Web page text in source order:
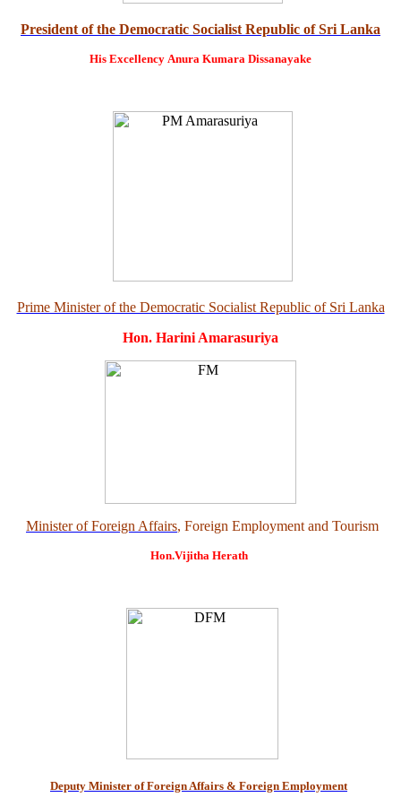
President of the Democratic Socialist Republic of Sri Lanka
His Excellency Anura Kumara Dissanayake
Prime Minister of the Democratic Socialist Republic of Sri Lanka
Hon. Harini Amarasuriya
Minister of Foreign Affairs, Foreign Employment and Tourism
Hon.Vijitha Herath
Deputy Minister of Foreign Affairs & Foreign Employment